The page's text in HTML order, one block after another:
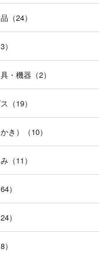
（24）
・機器（2）
（19）
き）（10）
（11）
）
）